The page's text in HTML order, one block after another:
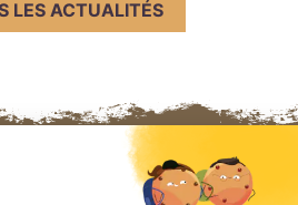
LES ACTUALITÉS